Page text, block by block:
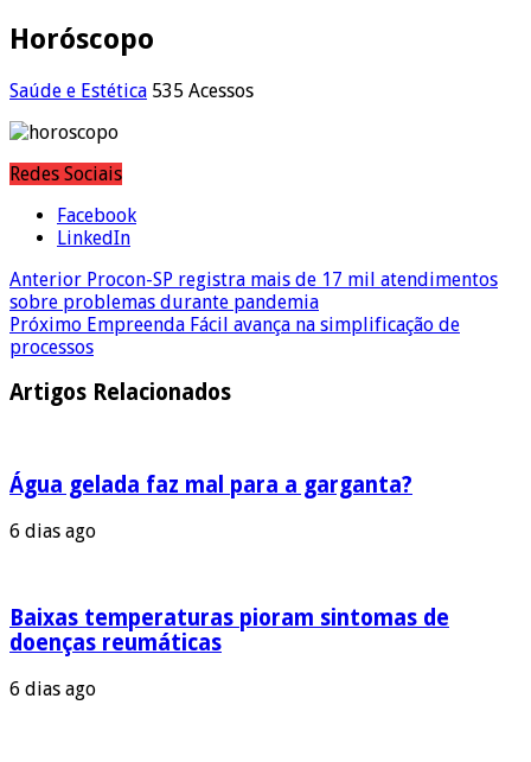
Horóscopo
Saúde e Estética 535 Acessos
Redes Sociais
Facebook
LinkedIn
Anterior Procon-SP registra mais de 17 mil atendimentos
sobre problemas durante pandemia
Próximo Empreenda Fácil avança na simplificação de
processos
Artigos Relacionados
Água gelada faz mal para a garganta?
6 dias ago
Baixas temperaturas pioram sintomas de
doenças reumáticas
6 dias ago